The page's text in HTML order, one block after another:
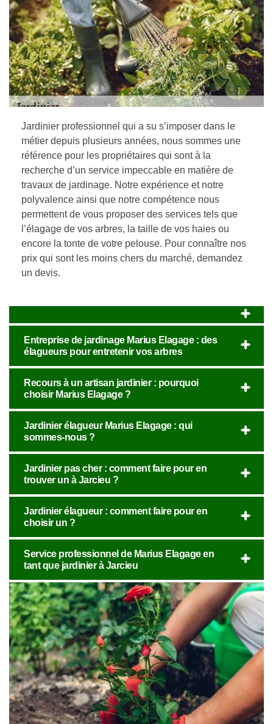
Jardinier professionnel qui a su s’imposer dans le
métier depuis plusieurs années, nous sommes une
référence pour les propriétaires qui sont à la
recherche d’un service impeccable en matière de
travaux de jardinage. Notre expérience et notre
polyvalence ainsi que notre compétence nous
permettent de vous proposer des services tels que
l’élagage de vos arbres, la taille de vos haies ou
encore la tonte de votre pelouse. Pour connaître nos
prix qui sont les moins chers du marché, demandez
un devis.
Entreprise de jardinage Marius Elagage : des
élagueurs pour entretenir vos arbres
Recours à un artisan jardinier : pourquoi
choisir Marius Elagage ?
Jardinier élagueur Marius Elagage : qui
sommes-nous ?
Jardinier pas cher : comment faire pour en
trouver un à Jarcieu ?
Jardinier élagueur : comment faire pour en
choisir un ?
Service professionnel de Marius Elagage en
tant que jardinier à Jarcieu